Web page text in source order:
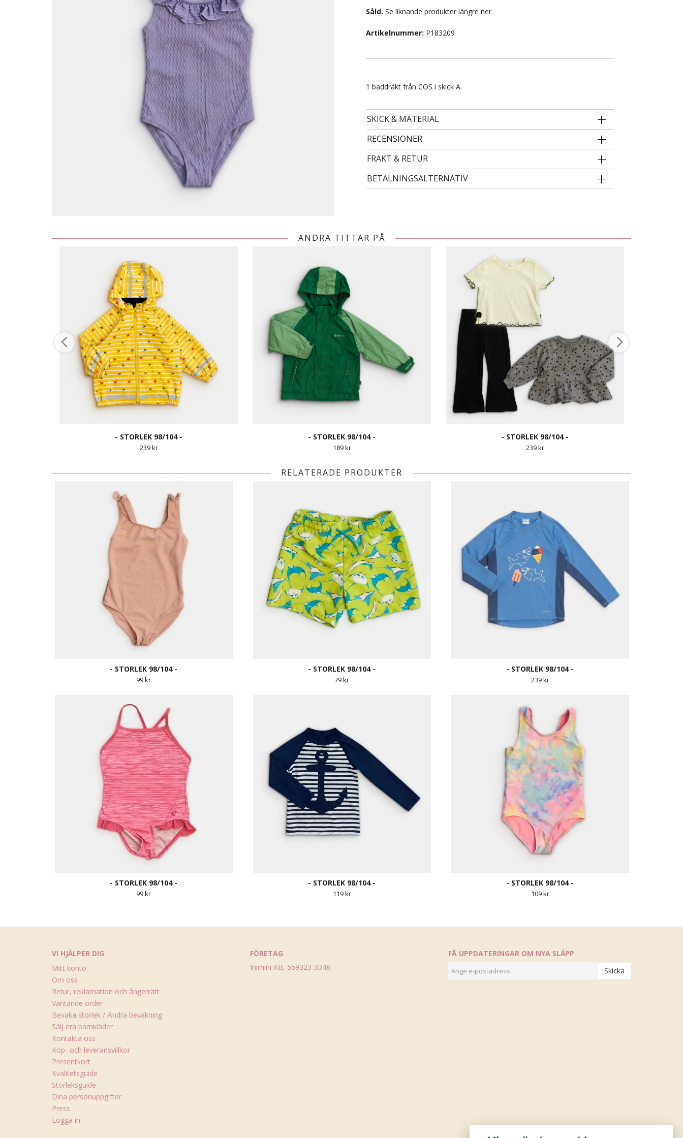
- STORLEK 24 -
Såld. Se liknande produkter längre ner.
Artikelnummer: P183209
1 baddräkt från COS i skick A.
SKICK & MATERIAL
RECENSIONER
FRAKT & RETUR
BETALNINGSALTERNATIV
ANDRA TITTAR PÅ
- STORLEK 98/104 -
239 kr
- STORLEK 98/104 -
189 kr
- STORLEK 98/104 -
239 kr
RELATERADE PRODUKTER
- STORLEK 98/104 -
99 kr
- STORLEK 98/104 -
79 kr
- STORLEK 98/104 -
239 kr
- STORLEK 98/104 -
99 kr
- STORLEK 98/104 -
119 kr
- STORLEK 98/104 -
109 kr
VI HJÄLPER DIG
Mitt konto
Om oss
Retur, reklamation och ångerrätt
Väntande order
Bevaka storlek / Ändra bevakning
Sälj era barnkläder
Kontakta oss
Köp- och leveransvillkor
Presentkort
Kvalitetsguide
Storleksguide
Dina personuppgifter
Press
Logga in
FÖRETAG
Inimini AB, 559323-3348
FÅ UPPDATERINGAR OM NYA SLÄPP
Skicka